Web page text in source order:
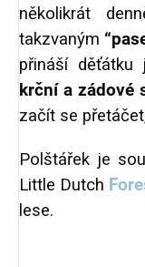
několikrát
takzvaným
přináší
krční a zádové
začít se
Polštářek je
Little Dutch
lese.